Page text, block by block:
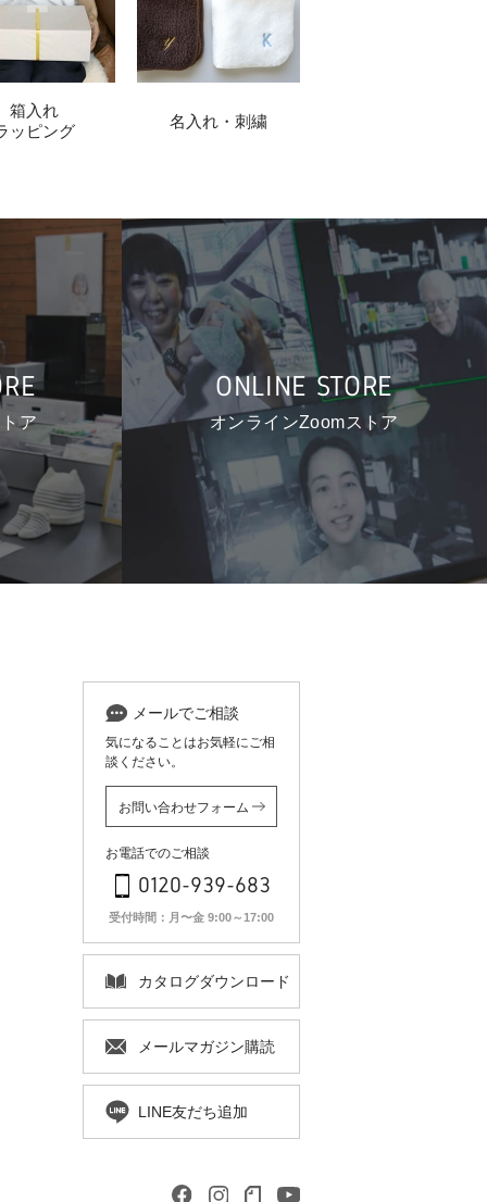
箱入れ
ッピング
名入れ・刺繍
ア
ONLINE STORE
オンラインZoomストア
メールでご相談
気になることはお気軽にご相
談ください。
お問い合わせフォーム
お電話でのご相談
0120-939-683
受付時間：月〜金 9:00～17:00
カタログダウンロード
メールマガジン購読
LINE友だち追加